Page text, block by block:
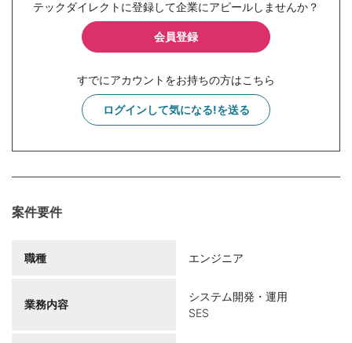
テックダイレクトに登録して企業にアピールしませんか？
会員登録
すでにアカウントをお持ちの方はこちら
ログインして気になる!を送る
案件要件
職種 エンジニア
業務内容
システム開発・運用
SES